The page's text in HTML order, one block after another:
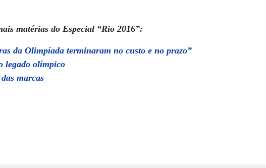
matérias do Especial “Rio 2016”:
da Olimpíada terminaram no custo e no prazo”
legado olímpico
marcas